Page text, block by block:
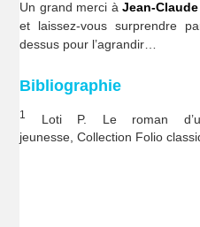
Un grand merci àJean-
et laissez-vous surprendre
dessus pour l’agrandir…
Bibliographie
1 Loti P. Le roman
jeunesse, Collection Folio